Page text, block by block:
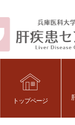
トップページ